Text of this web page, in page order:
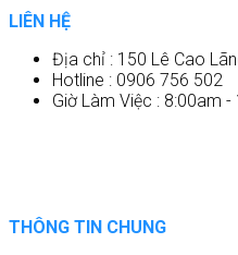
LIÊN HỆ
Địa chỉ : 150 Lê Cao
Hotline : 0906 756 502
Giờ Làm Việc : 8:00am -
THÔNG TIN CHUNG